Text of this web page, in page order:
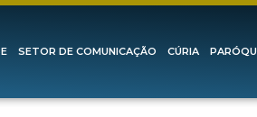
SETOR DE COMUNICAÇÃO CÚRIA